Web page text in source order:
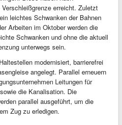
erreicht. Zuletzt
leichtes Schwanken der Bahnen
Arbeiten im Oktober werden die
Schwanken und ohne die aktuell
unterwegs sein.
modernisiert, barrierefrei
angelegt. Parallel erneuern
Leitungen für
die Kanalisation. Die
parallel ausgeführt, um die
Zug zu erledigen.